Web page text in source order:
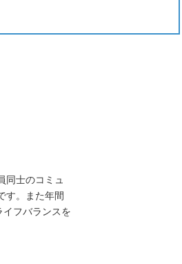
同士のコミュ
す。また年間
フバランスを